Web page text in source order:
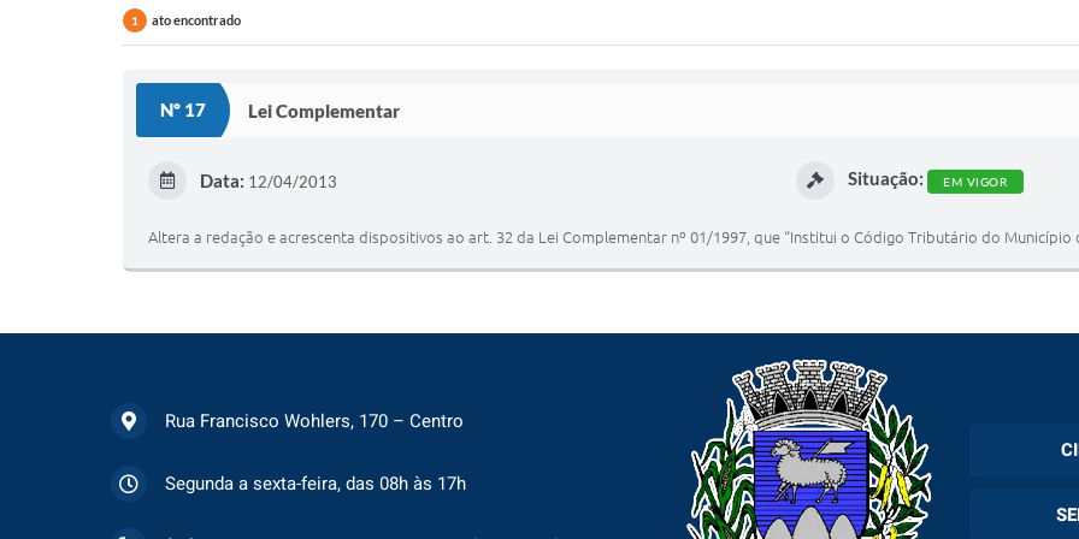
1 ato encontrado
Nº 17 Lei Complementar
Data: 12/04/2013 Situação: EM VIGOR
Altera a redação e acrescenta dispositivos ao art. 32 da Lei Complementar nº 01/1997, que “Institui o Código Tributário do Município
Rua Francisco Wohlers, 170 – Centro
Segunda a sexta-feira, das 08h às 17h